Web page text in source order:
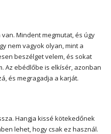
Mindent megmutat, és úgy
nem vagyok olyan, mint a
beszélget velem, és sokat
Az ebédlőbe is elkísér, azonban
és megragadja a karját.
Hangja kissé kötekedőnek
lehet, hogy csak ez használ.